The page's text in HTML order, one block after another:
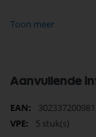
Toon meer
Aanvullende
Meer
informatie5 stuk(s)